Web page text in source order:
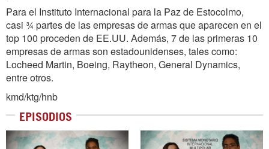
Para el Instituto Internacional para la Paz de Estocolmo,
casi ¾ partes de las empresas de armas que aparecen en el
top 100 proceden de EE.UU. Además, 7 de las primeras 10
empresas de armas son estadounidenses, tales como:
Locheed Martin, Boeing, Raytheon, General Dynamics,
entre otros.
kmd/ktg/hnb
EPISODIOS